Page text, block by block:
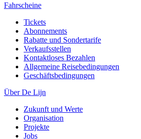
Fahrscheine
Tickets
Abonnements
Rabatte und Sondertarife
Verkaufsstellen
Kontaktloses Bezahlen
Allgemeine Reisebedingungen
Geschäftsbedingungen
Über De Lijn
Zukunft und Werte
Organisation
Projekte
Jobs